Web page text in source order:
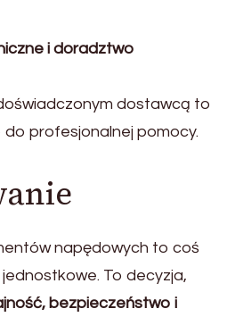
i doradztwo
dostawcą to
profesjonalnej pomocy.
napędowych to coś
To decyzja,
bezpieczeństwo i